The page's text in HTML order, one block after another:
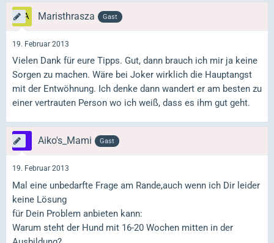
Maristhrasza Gast
19. Februar 2013
Vielen Dank für eure Tipps. Gut, dann brauch ich mir ja keine
Sorgen zu machen. Wäre bei Joker wirklich die Hauptangst
mit der Entwöhnung. Ich denke dann wandert er am besten zu
einer vertrauten Person wo ich weiß, dass es ihm gut geht.
Aiko's_Mami Gast
19. Februar 2013
Mal eine unbedarfte Frage am Rande,auch wenn ich Dir leider
keine Lösung
für Dein Problem anbieten kann:
Warum steht der Hund mit 16-20 Wochen mitten in der